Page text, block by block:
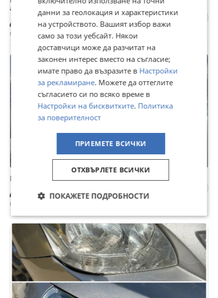
автомобилни стопове, детайли и целия автомобилил
Договаряне
гр. София, вчера, 00:06
Полиране на фарове.ИДВАМ НА МЯСТО.
Договаряне
гр. Пазарджик, Запад, 04 август
данни за геолокация и характеристики
на устройството. Вашият избор важи
само за този уебсайт. Някои
доставчици може да разчитат на
законен интерес вместо на съгласие;
имате право да възразите в Настройки
за рекламиране. Можете да оттеглите
съгласието си по всяко време в
Настройки на бисквитките. Политика
за поверителност
ПРИЕМЕТЕ ВСИЧКИ
ОТХВЪРЛЕТЕ ВСИЧКИ
ПОКАЖЕТЕ ПОДРОБНОСТИ